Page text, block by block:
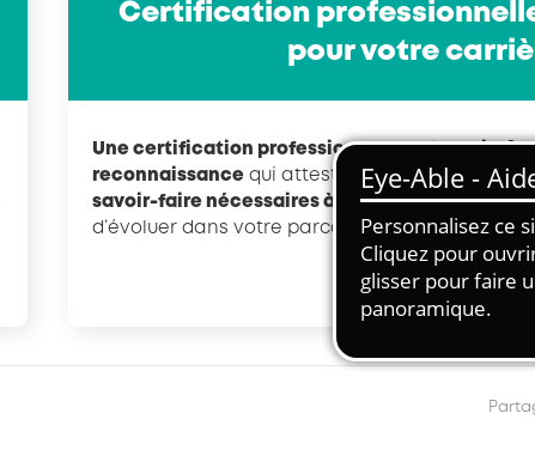
Travail
Travail
d’AKTO
Certification
pour votre
Une certification professionnelle estun
reconnaissance qui atteste que vous avez
savoir-faire nécessaires à l’exercice d’un
d’évoluer dans votre parcours professionnel,
En savoir +